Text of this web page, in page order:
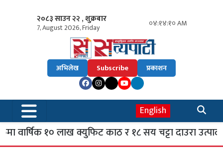
२०८३ साउन २२ , शुक्रबार
7, August 2026, Friday ०४:१४:११ AM
अभिलेख Subscribe प्रकाशन
English
वार्षिक १० लाख क्युफिट काठ र १८ सय चट्टा दाउरा उत्पादन